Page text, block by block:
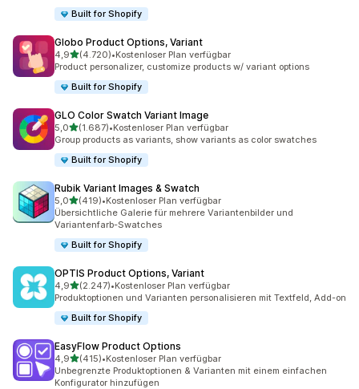
Built for Shopify
Globo Product Options, Variant
4,9von 5 Sternen
(4.720)
4720 Rezensionen insgesamt
•Kostenloser Plan verfügbar
Product personalizer, customize products w/ variant options
Built for Shopify
GLO Color Swatch Variant Image
5,0von 5 Sternen
(1.687)
1687 Rezensionen insgesamt
•Kostenloser Plan verfügbar
Group products as variants, show variants as color swatches
Built for Shopify
Rubik Variant Images & Swatch
5,0von 5 Sternen
(419)
419 Rezensionen insgesamt
•Kostenloser Plan verfügbar
Übersichtliche Galerie für mehrere Variantenbilder und
Variantenfarb-Swatches
Built for Shopify
OPTIS Product Options, Variant
4,9von 5 Sternen
(2.247)
2247 Rezensionen insgesamt
•Kostenloser Plan verfügbar
Produktoptionen und Varianten personalisieren mit Textfeld, Add-on
Built for Shopify
EasyFlow Product Options
4,9von 5 Sternen
(415)
415 Rezensionen insgesamt
•Kostenloser Plan verfügbar
Unbegrenzte Produktoptionen & Varianten mit einem einfachen
Konfigurator hinzufügen